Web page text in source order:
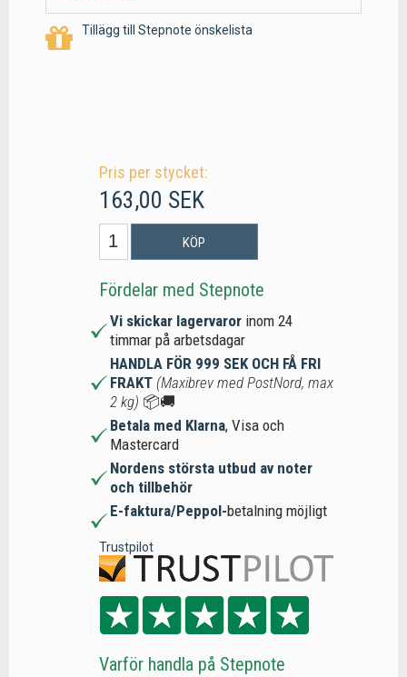
Tillägg till Stepnote önskelista
Pris per stycket:
163,00 SEK
KÖP
Fördelar med Stepnote
Vi skickar lagervaror inom 24
timmar på arbetsdagar
HANDLA FÖR 999 SEK OCH FÅ FRI
FRAKT (Maxibrev med PostNord, max
2 kg) 📦🚚
Betala med Klarna, Visa och
Mastercard
Nordens största utbud av noter
och tillbehör
E-faktura/Peppol-betalning möjligt
Trustpilot
Varför handla på Stepnote